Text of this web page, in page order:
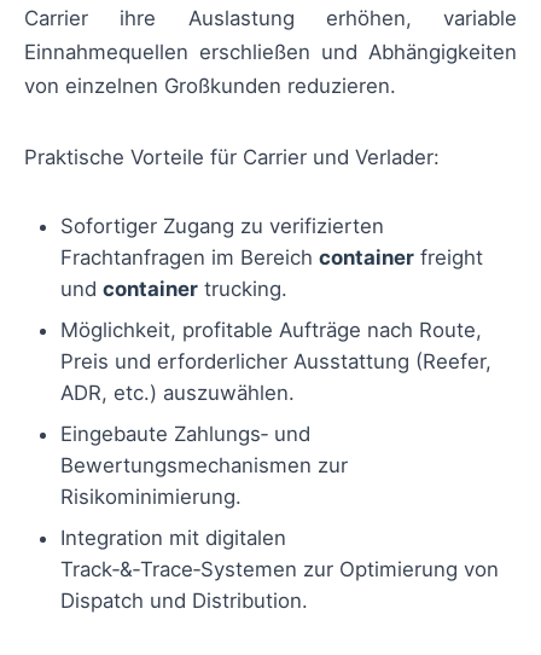
Carrier ihre Auslastung erhöhen, variable
Einnahmequellen erschließen und Abhängigkeiten
von einzelnen Großkunden reduzieren.
Praktische Vorteile für Carrier und Verlader:
Sofortiger Zugang zu verifizierten
Frachtanfragen im Bereich container freight
und container trucking.
Möglichkeit, profitable Aufträge nach Route,
Preis und erforderlicher Ausstattung (Reefer,
ADR, etc.) auszuwählen.
Eingebaute Zahlungs‑ und
Bewertungsmechanismen zur
Risikominimierung.
Integration mit digitalen
Track‑&‑Trace‑Systemen zur Optimierung von
Dispatch und Distribution.